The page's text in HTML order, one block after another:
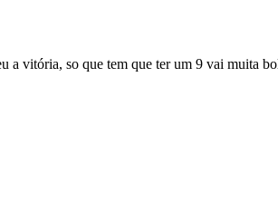
a vitória, so que tem que ter um 9 vai muita